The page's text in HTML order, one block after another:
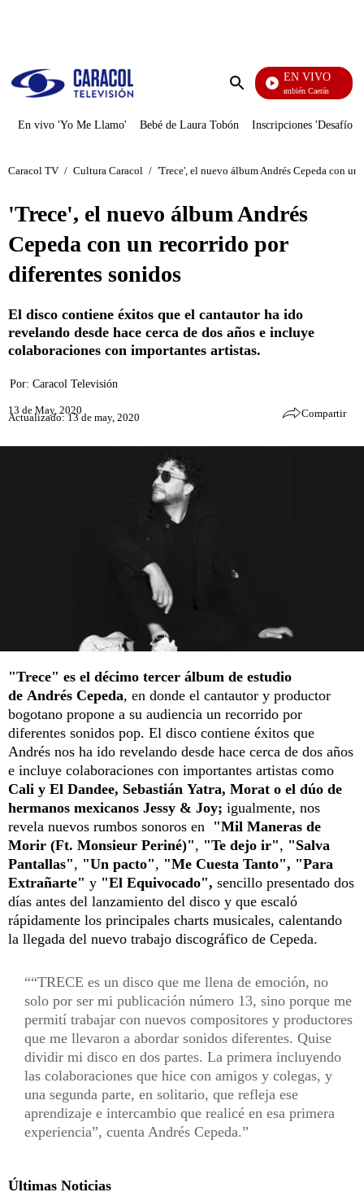
Enviar
EN VIVO
También Caerás
En vivo 'Yo Me Llamo' Bebé de Laura Tobón Inscripciones 'Desafío'
Caracol TV / Cultura Caracol / 'Trece', el nuevo álbum Andrés Cepeda con
'Trece', el nuevo álbum Andrés
Cepeda con un recorrido por
diferentes sonidos
El disco contiene éxitos que el cantautor ha ido
revelando desde hace cerca de dos años e incluye
colaboraciones con importantes artistas.
Por: Caracol Televisión
13 de May, 2020
Actualizado: 13 de may, 2020 Compartir
"Trece" es el décimo tercer álbum de estudio
de Andrés Cepeda, en donde el cantautor y productor
bogotano propone a su audiencia un recorrido por
diferentes sonidos pop. El disco contiene éxitos que
Andrés nos ha ido revelando desde hace cerca de dos años
e incluye colaboraciones con importantes artistas como
Cali y El Dandee, Sebastián Yatra, Morat o el dúo de
hermanos mexicanos Jessy & Joy; igualmente, nos
revela nuevos rumbos sonoros en "Mil Maneras de
Morir (Ft. Monsieur Periné)", "Te dejo ir", "Salva
Pantallas", "Un pacto", "Me Cuesta Tanto", "Para
Extrañarte" y "El Equivocado", sencillo presentado dos
días antes del lanzamiento del disco y que escaló
rápidamente los principales charts musicales, calentando
la llegada del nuevo trabajo discográfico de Cepeda.
“TRECE es un disco que me llena de emoción, no
solo por ser mi publicación número 13, sino porque me
permití trabajar con nuevos compositores y productores
que me llevaron a abordar sonidos diferentes. Quise
dividir mi disco en dos partes. La primera incluyendo
las colaboraciones que hice con amigos y colegas, y
una segunda parte, en solitario, que refleja ese
aprendizaje e intercambio que realicé en esa primera
experiencia”, cuenta Andrés Cepeda.
Últimas Noticias